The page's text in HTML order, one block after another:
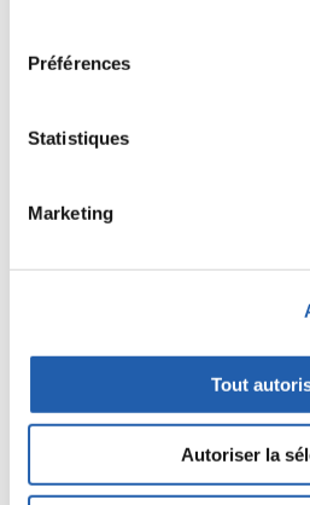
Préférences
Statistiques
Marketing
Tout
Autoriser la
Photoshop
InDesign
After Effects
Profil du candidat
Le candidat recherché a un grand